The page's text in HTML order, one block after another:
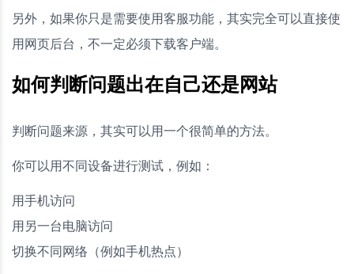
另外，如果你只是需要使用客服功能，其实完全可以直接使
用网页后台，不一定必须下载客户端。
如何判断问题出在自己还是网站
判断问题来源，其实可以用一个很简单的方法。
你可以用不同设备进行测试，例如：
用手机访问
用另一台电脑访问
切换不同网络（例如手机热点）